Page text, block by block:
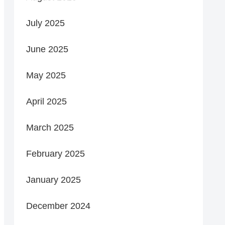
July 2025
June 2025
May 2025
April 2025
March 2025
February 2025
January 2025
December 2024